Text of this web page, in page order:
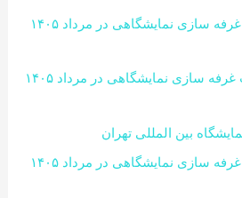
قیمت غرفه سازی نمایشگاهی در مرداد ۱۴۰۵
قیمت غرفه سازی نمایشگاهی در مرداد ۱۴۰۵
بین المللی تهران
قیمت غرفه سازی نمایشگاهی در مرداد ۱۴۰۵